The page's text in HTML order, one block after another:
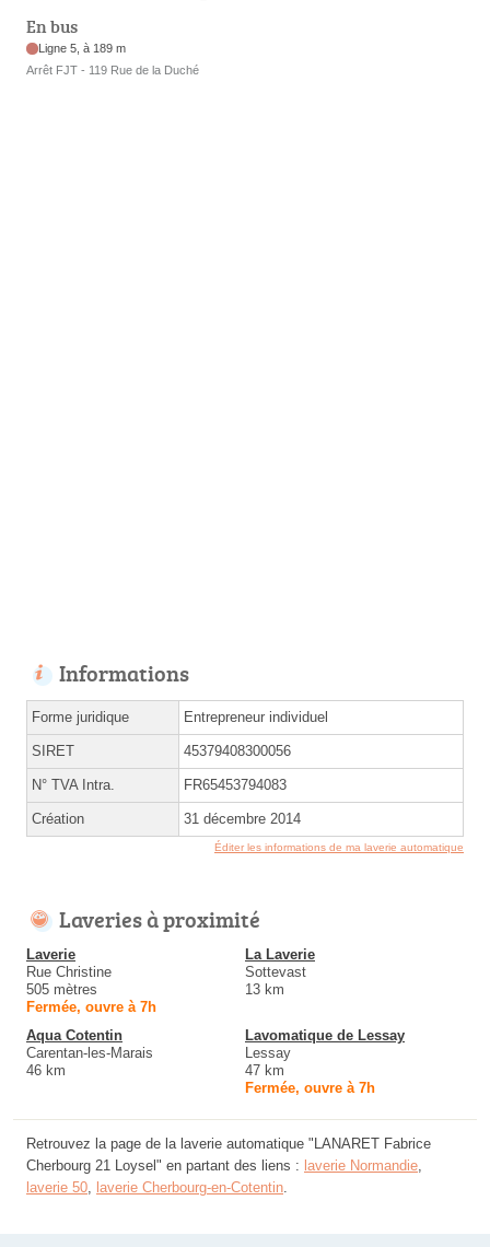
En bus
Ligne 5, à 189 m
Arrêt FJT - 119 Rue de la Duché
Informations
Forme juridique Entrepreneur individuel
SIRET 45379408300056
N° TVA Intra. FR65453794083
Création 31 décembre 2014
Éditer les informations de ma laverie automatique
Laveries à proximité
Laverie
Rue Christine
505 mètres
Fermée, ouvre à 7h
La Laverie
Sottevast
13 km
Aqua Cotentin
Carentan-les-Marais
46 km
Lavomatique de Lessay
Lessay
47 km
Fermée, ouvre à 7h
Retrouvez la page de la laverie automatique "LANARET Fabrice
Cherbourg 21 Loysel" en partant des liens : laverie Normandie,
laverie 50, laverie Cherbourg-en-Cotentin.